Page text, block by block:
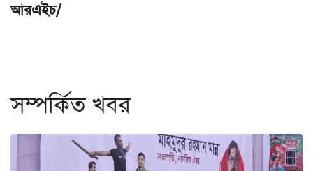
আরএইচ/
সম্পর্কিত খবর